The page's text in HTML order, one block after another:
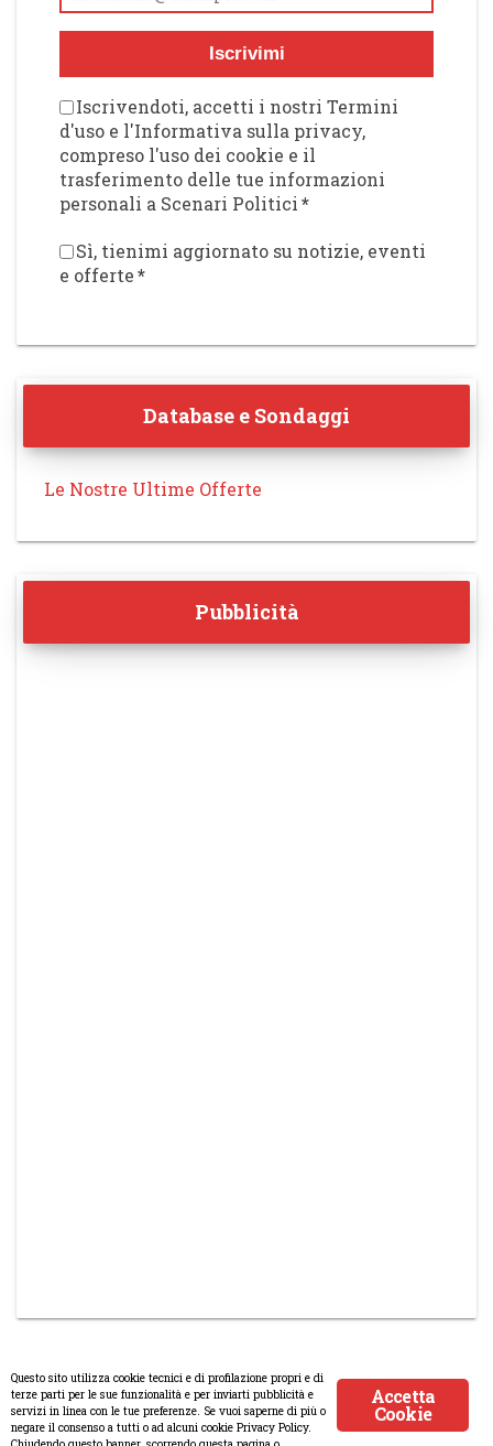
Iscrivimi
Iscrivendoti, accetti i nostri Termini
d'uso e l'Informativa sulla privacy,
compreso l'uso dei cookie e il
trasferimento delle tue informazioni
personali a Scenari Politici*
Sì, tienimi aggiornato su notizie, eventi
e offerte*
Database e Sondaggi
Le Nostre Ultime Offerte
Pubblicità
© Copyright 2008-2017 Scenaripolitici.com - Tutti i diritti riservati.
Accetta
Cookie
Questo sito utilizza cookie tecnici e di profilazione propri e di
terze parti per le sue funzionalità e per inviarti pubblicità e
servizi in linea con le tue preferenze. Se vuoi saperne di più o
negare il consenso a tutti o ad alcuni cookie Privacy Policy.